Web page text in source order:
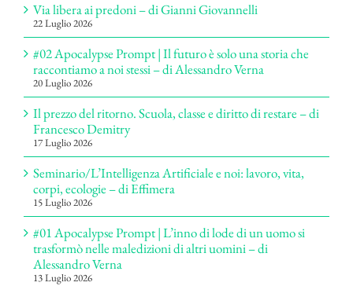
Via libera ai predoni – di Gianni Giovannelli
22 Luglio 2026
#02 Apocalypse Prompt | Il futuro è solo una storia che
raccontiamo a noi stessi – di Alessandro Verna
20 Luglio 2026
Il prezzo del ritorno. Scuola, classe e diritto di restare – di
Francesco Demitry
17 Luglio 2026
Seminario/L’Intelligenza Artificiale e noi: lavoro, vita,
corpi, ecologie – di Effimera
15 Luglio 2026
#01 Apocalypse Prompt | L’inno di lode di un uomo si
trasformò nelle maledizioni di altri uomini – di
Alessandro Verna
13 Luglio 2026